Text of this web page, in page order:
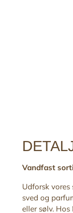
Vandfast
Udforsk
sved og
eller sølv.